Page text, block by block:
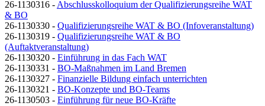
26-1130316 - Abschlusskolloquium der Qualifizierungsreihe WAT
& BO
26-1130330 - Qualifizierungsreihe WAT & BO (Infoveranstaltung)
26-1130319 - Qualifizierungsreihe WAT & BO
(Auftaktveranstaltung)
26-1130320 - Einführung in das Fach WAT
26-1130331 - BO-Maßnahmen im Land Bremen
26-1130327 - Finanzielle Bildung einfach unterrichten
26-1130321 - BO-Konzepte und BO-Teams
26-1130503 - Einführung für neue BO-Kräfte